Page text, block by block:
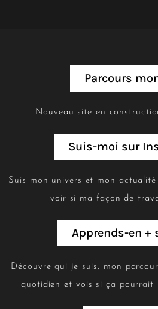
Parcours
Nouveau site en
Suis-moi sur
Suis mon univers et mon
voir si ma façon de
Apprends-en +
Découvre qui je suis, mon
quotidien et vois si ça pourrait